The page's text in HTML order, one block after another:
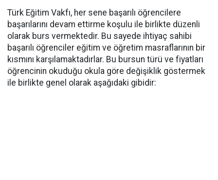
Türk Eğitim Vakfı, her sene başarılı öğrencilere
başarılarını devam ettirme koşulu ile birlikte düzenli
olarak burs vermektedir. Bu sayede ihtiyaç sahibi
başarılı öğrenciler eğitim ve öğretim masraflarının bir
kısmını karşılamaktadırlar. Bu bursun türü ve fiyatları
öğrencinin okuduğu okula göre değişiklik göstermek
ile birlikte genel olarak aşağıdaki gibidir: